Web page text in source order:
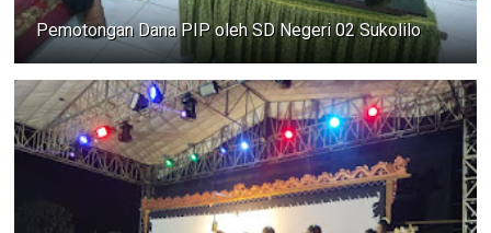
Pemotongan Dana PIP oleh SD Negeri 02 Sukolilo